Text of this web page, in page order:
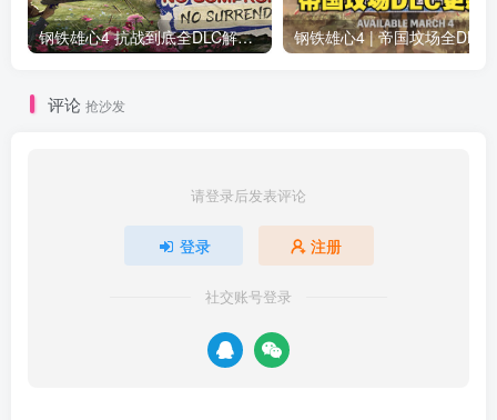
钢铁雄心4 抗战到底全DLC解锁补丁免费分享 1.17最新版2025
评论 抢沙发
请登录后发表评论
登录 注册
社交账号登录